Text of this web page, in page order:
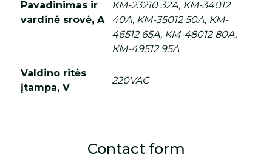
Pavadinimas ir
vardinė srovė, A
KM-23210 32A, KM-34012
40A, KM-35012 50A, KM-
46512 65A, KM-48012 80A,
KM-49512 95A
Valdino ritės
įtampa, V
220VAC
Contact form